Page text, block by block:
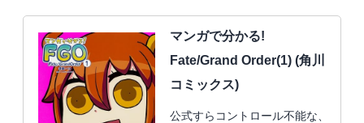
マンガで分かる!
Fate/Grand Order(1) (角川
コミックス)
公式すらコントロール不能な、